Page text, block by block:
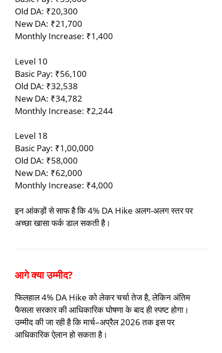
Old DA: ₹20,300
New DA: ₹21,700
Monthly Increase: ₹1,400
Level 10
Basic Pay: ₹56,100
Old DA: ₹32,538
New DA: ₹34,782
Monthly Increase: ₹2,244
Level 18
Basic Pay: ₹1,00,000
Old DA: ₹58,000
New DA: ₹62,000
Monthly Increase: ₹4,000
इन आंकड़ों से साफ है कि 4% DA Hike अलग-अलग स्तर पर
अच्छा खासा फर्क डाल सकती है।
आगे क्या उम्मीद?
फिलहाल 4% DA Hike को लेकर चर्चा तेज है, लेकिन अंतिम
फैसला सरकार की आधिकारिक घोषणा के बाद ही स्पष्ट होगा।
उम्मीद की जा रही है कि मार्च–अप्रैल 2026 तक इस पर
आधिकारिक ऐलान हो सकता है।